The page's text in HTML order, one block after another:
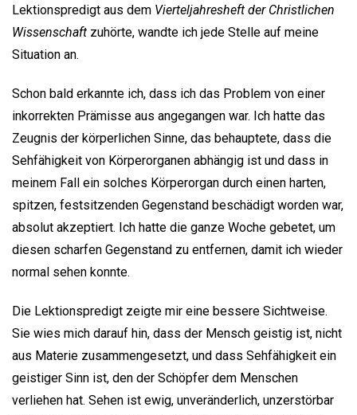
Lektionspredigt aus dem Vierteljahresheft der Christlichen
Wissenschaft zuhörte, wandte ich jede Stelle auf meine
Situation an.
Schon bald erkannte ich, dass ich das Problem von einer
inkorrekten Prämisse aus angegangen war. Ich hatte das
Zeugnis der körperlichen Sinne, das behauptete, dass die
Sehfähigkeit von Körperorganen abhängig ist und dass in
meinem Fall ein solches Körperorgan durch einen harten,
spitzen, festsitzenden Gegenstand beschädigt worden war,
absolut akzeptiert. Ich hatte die ganze Woche gebetet, um
diesen scharfen Gegenstand zu entfernen, damit ich wieder
normal sehen konnte.
Die Lektionspredigt zeigte mir eine bessere Sichtweise.
Sie wies mich darauf hin, dass der Mensch geistig ist, nicht
aus Materie zusammengesetzt, und dass Sehfähigkeit ein
geistiger Sinn ist, den der Schöpfer dem Menschen
verliehen hat. Sehen ist ewig, unveränderlich, unzerstörbar